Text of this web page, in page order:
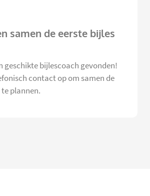
samen de eerste bijles
geschikte bijlescoach gevonden!
contact op om samen de
plannen.